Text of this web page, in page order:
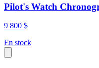
Pilot's Watch
9 800 $
En stock